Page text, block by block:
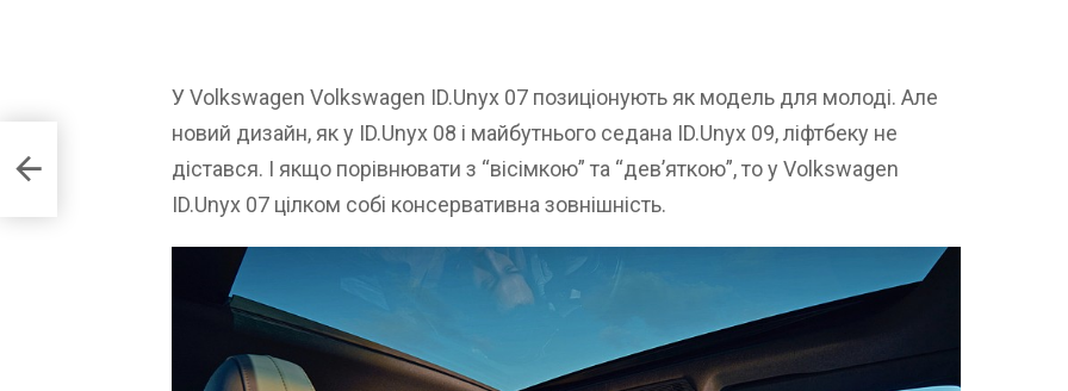
У Volkswagen Volkswagen ID.Unyx 07 позиціонують як модель для молоді. Але
новий дизайн, як у ID.Unyx 08 і майбутнього седана ID.Unyx 09, ліфтбеку не
дістався. І якщо порівнювати з “вісімкою” та “дев’яткою”, то у Volkswagen
ID.Unyx 07 цілком собі консервативна зовнішність.